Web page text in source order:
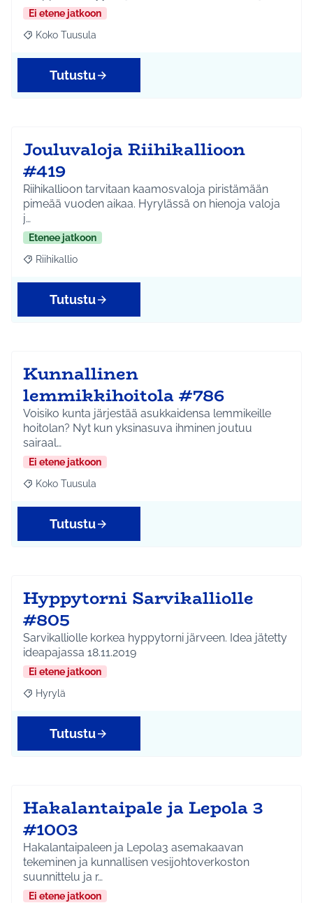
Ei etene jatkoon
Rajaa tulokset aihepiirin mukaan: Koko Tuusula
Koko Tuusula
Tutustu
Jouluvaloja Riihikallioon
#419
Riihikallioon tarvitaan kaamosvaloja piristämään
pimeää vuoden aikaa. Hyrylässä on hienoja valoja
j…
Etenee jatkoon
Rajaa tulokset aihepiirin mukaan: Riihikallio
Riihikallio
Tutustu
Kunnallinen
lemmikkihoitola #786
Voisiko kunta järjestää asukkaidensa lemmikeille
hoitolan? Nyt kun yksinasuva ihminen joutuu
sairaal…
Ei etene jatkoon
Rajaa tulokset aihepiirin mukaan: Koko Tuusula
Koko Tuusula
Tutustu
Hyppytorni Sarvikalliolle
#805
Sarvikalliolle korkea hyppytorni järveen. Idea jätetty
ideapajassa 18.11.2019
Ei etene jatkoon
Rajaa tulokset aihepiirin mukaan: Hyrylä
Hyrylä
Tutustu
Hakalantaipale ja Lepola 3
#1003
Hakalantaipaleen ja Lepola3 asemakaavan
tekeminen ja kunnallisen vesijohtoverkoston
suunnittelu ja r…
Ei etene jatkoon